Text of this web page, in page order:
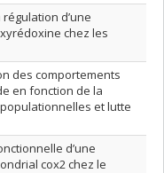
d’une
chez les
des comportements
en fonction de la
et lutte
d’une
cox2 chez le